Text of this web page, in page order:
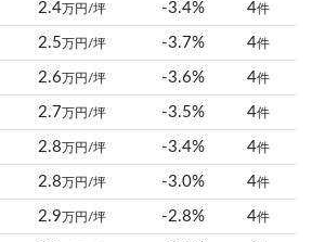
2.4万円/坪 -3.4% 4件
2.5 万円/坪 -3.7% 4件
2.6 万円/坪 -3.6% 4件
2.7 万円/坪 -3.5% 4件
2.8 万円/坪 -3.4% 4件
2.8 万円/坪 -3.0% 4件
2.9 万円/坪 -2.8% 4件